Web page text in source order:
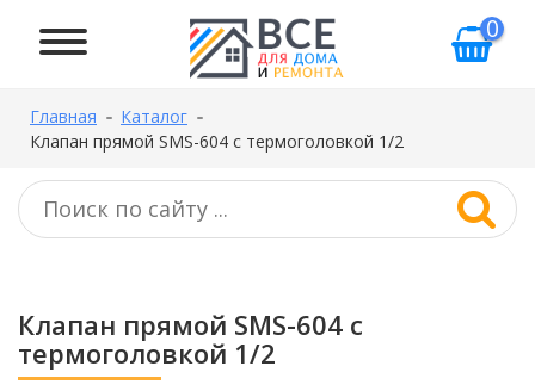
0
Главная
Каталог
Клапан прямой SMS-604 с термоголовкой 1/2
Клапан прямой SMS-604 с
термоголовкой 1/2